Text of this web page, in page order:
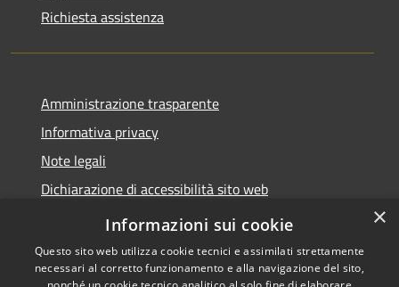
Richiesta assistenza
Amministrazione trasparente
Informativa privacy
Note legali
Dichiarazione di accessibilità sito web
WhistleblowingPA
×
Informazioni sui cookie
Questo sito web utilizza cookie tecnici e assimilati strettamente
necessari al corretto funzionamento e alla navigazione del sito,